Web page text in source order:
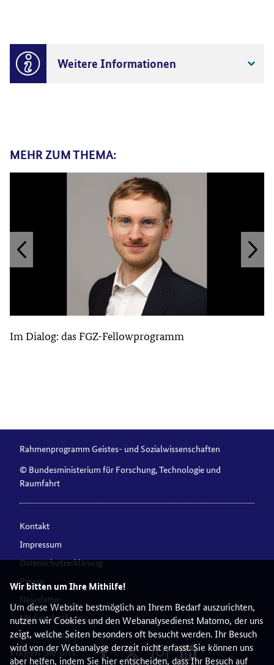
Wir bitten um Ihre Mithilfe!
Um diese Website bestmöglich an Ihrem Bedarf auszurichten,
nutzen wir Cookies und den Webanalysedienst Matomo, der uns
zeigt, welche Seiten besonders oft besucht werden. Ihr Besuch
wird von der Webanalyse derzeit nicht erfasst. Sie können uns
aber helfen, indem Sie hier entscheiden, dass Ihr Besuch auf
Weitere Informationen
MEHR ZUM THEMA:
Im Dialog: das FGZ-Fellowprogramm
Rahmenprogramm Geistes- und Sozialwissenschaften
© Bundesministerium für Forschung, Technologie und
Raumfahrt
Kontakt
Impressum
Datenschutzerklärung
Presse
Newsletter
Medienplattform
Barriere melden
Folgen Sie uns: